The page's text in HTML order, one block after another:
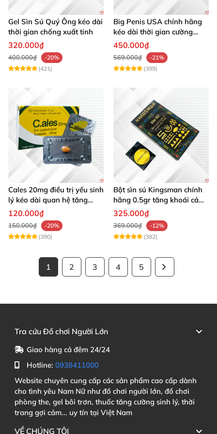
Gel Sìn Sú Quý Ông kéo dài
thời gian chống xuất tinh
320.000₫
400.000₫
-20%
(421)
Big Penis USA chính hãng
kéo dài thời gian cường
dương chống xuất tinh sớm
hộp 12 viên
450.000₫
569.000₫
-21%
(399)
Cales 20mg điều trị yếu sinh
lý kéo dài quan hệ tăng
cường cương dương
120.000₫
150.000₫
-20%
(390)
Bột sìn sú Kingsman chính
hãng 0.5gr tăng khoái cảm
kéo dài
325.000₫
369.000₫
-12%
(382)
1 2 3 4 5
Tra cứu Đồ chơi Người Lớn
Giao hàng cả đêm 24/24
Hotline: 0938411000
Website chuyên cung cấp các sản phẩm cao cấp dành
cho tình yêu Nam Nữ như đồ chơi người lớn, đồ chơi
phòng the, gel bôi trơn, thuốc tăng cường sinh lý, thời
trang gợi cảm... uy tín tại Việt Nam
VỀ CHÚNG TÔI